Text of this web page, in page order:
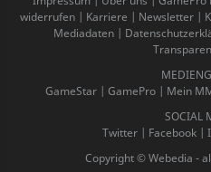
widerrufen | Karriere | Newsletter |
Mediadaten|
GameStar | GamePro | Mein
SOCIAL
Twitter | Facebook |
Copyright © Webedia -